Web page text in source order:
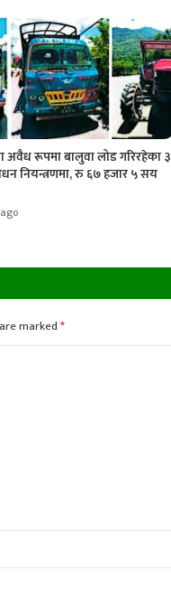
अवैध रूपमा बालुवा लोड गरिरहेका ३
नियन्त्रणमा, रु ६७ हजार ५ सय
marked*